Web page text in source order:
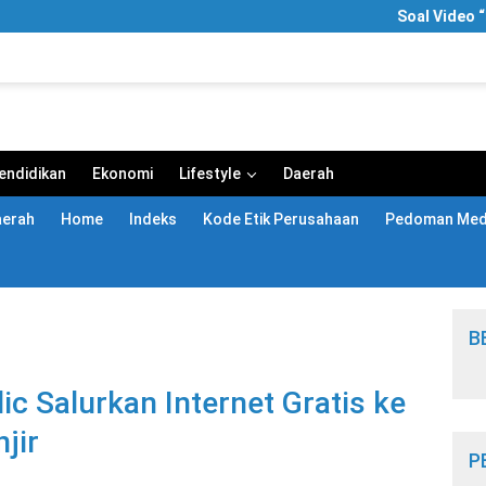
Soal Video
Ekonomi Lifestyle Daerah
Home Indeks Kode Etik Perusahaan Pedoman
Salurkan Internet Gratis ke